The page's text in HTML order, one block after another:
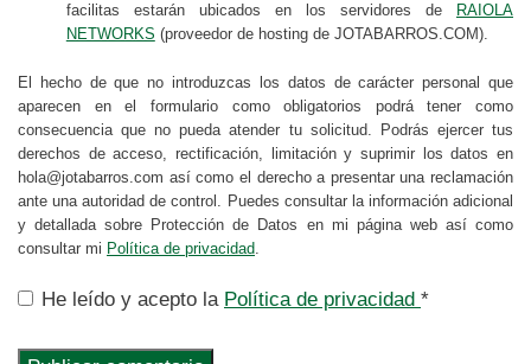
facilitas estarán ubicados en los servidores de
RAIOLA
NETWORKS (proveedor de hosting de JOTABARROS.COM).
El hecho de que no introduzcas los datos de carácter personal que
aparecen en el formulario como obligatorios podrá tener como
consecuencia que no pueda atender tu solicitud. Podrás ejercer tus
derechos de acceso, rectificación, limitación y suprimir los datos en
hola@jotabarros.com así como el derecho a presentar una reclamación
ante una autoridad de control. Puedes consultar la información adicional
y detallada sobre Protección de Datos en mi página web así como
consultar mi Política de privacidad
He leído y acepto la Política de privacidad *